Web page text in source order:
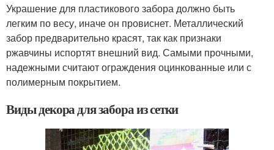
Украшение для пластикового забора должно быть
легким по весу, иначе он провиснет. Металлический
забор предварительно красят, так как признаки
ржавчины испортят внешний вид. Самыми прочными,
надежными считают ограждения оцинкованные или с
полимерным покрытием.
Виды декора для забора из сетки